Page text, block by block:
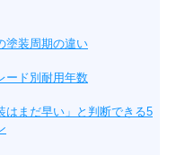
塗装周期の違い
ード別耐用年数
はまだ早い」と判断できる5